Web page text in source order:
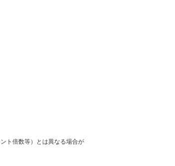
ト倍数等）とは異なる場合が